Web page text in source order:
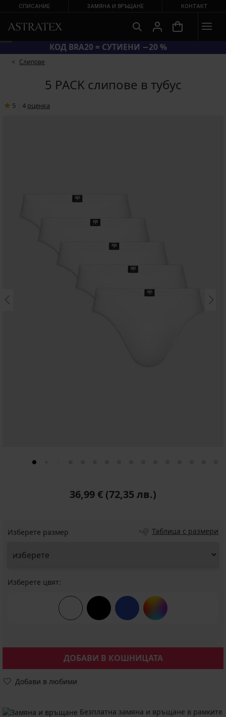
СПИСАНИЕ ЗАМЯНА И ВРЪЩАНЕ КОНТАКТ
КОД BRA20 = СУТИЕНИ −20 %
Слипове
5 PACK слипове в тубус
5 4 oценка
36,99 € (72,35 лв.)
Изберете размер Таблица с размери
Изберете цвят:
ДОБАВИ В КОШНИЦАТА
Добави в любими
Безплатна замяна и връщане в рамките